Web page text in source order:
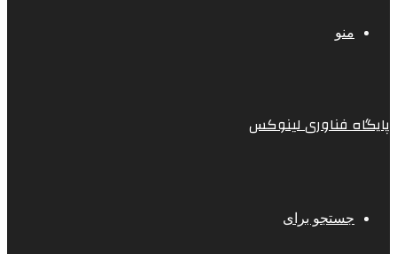
منو
پایگاه فناوری لینوکس
جستجو برای